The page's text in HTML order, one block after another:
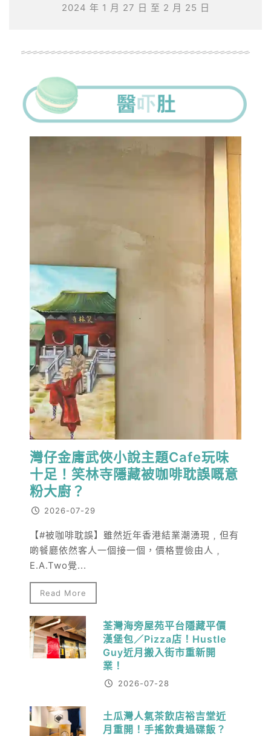
2024 年 1 月 27 日 至 2 月 25 日
灣仔金庸武俠小說主題Cafe玩味
十足！笑林寺隱藏被咖啡耽誤嘅意
粉大廚？
2026-07-29
【#被咖啡耽誤】雖然近年香港結業潮湧現﹐但有
啲餐廳依然客人一個接一個，價格豐儉由人﹐
E.A.Two覺...
Read More
荃灣海旁屋苑平台隱藏平價
漢堡包／Pizza店！Hustle
Guy近月搬入街市重新開
業！
2026-07-28
土瓜灣人氣茶飲店裕吉堂近
月重開！手搖飲貴過碟飯？